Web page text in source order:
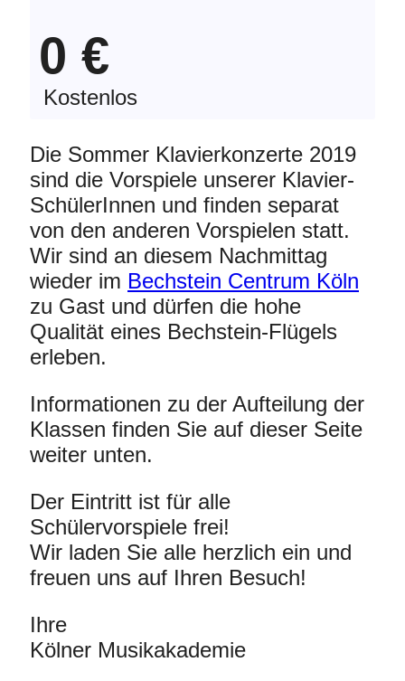
0 €
Kostenlos
Die Sommer Klavierkonzerte 2019
sind die Vorspiele unserer Klavier-
SchülerInnen und finden separat
von den anderen Vorspielen statt.
Wir sind an diesem Nachmittag
wieder im Bechstein Centrum Köln
zu Gast und dürfen die hohe
Qualität eines Bechstein-Flügels
erleben.
Informationen zu der Aufteilung der
Klassen finden Sie auf dieser Seite
weiter unten.
Der Eintritt ist für alle
Schülervorspiele frei!
Wir laden Sie alle herzlich ein und
freuen uns auf Ihren Besuch!
Ihre
Kölner Musikakademie